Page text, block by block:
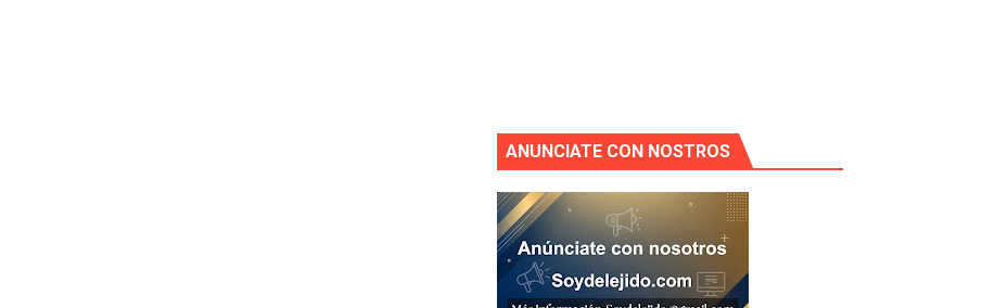
ANUNCIATE CON NOSTROS